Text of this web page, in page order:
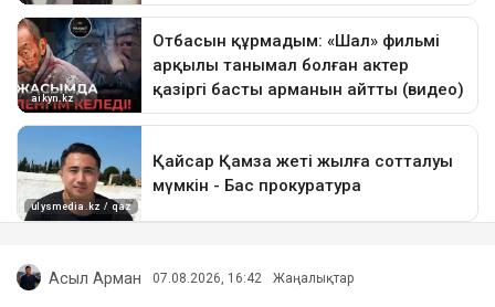
Асыл Арман 07.08.2026, 16:42 Жаңалықтар